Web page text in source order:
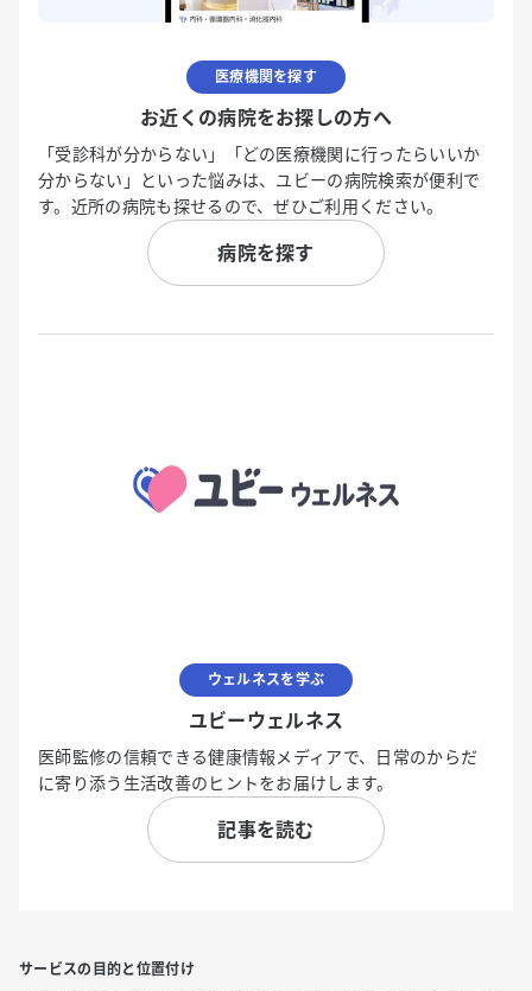
医療機関を探す
お近くの病院をお探しの方へ
「受診科が分からない」「どの医療機関に行ったらいいか
分からない」といった悩みは、ユビーの病院検索が便利で
す。近所の病院も探せるので、ぜひご利用ください。
病院を探す
ウェルネスを学ぶ
ユビーウェルネス
医師監修の信頼できる健康情報メディアで、日常のからだ
に寄り添う生活改善のヒントをお届けします。
記事を読む
サービスの目的と位置付け